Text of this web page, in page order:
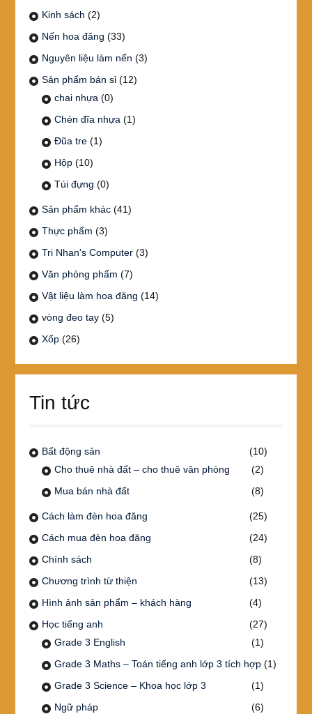
Kinh sách (2)
Nến hoa đăng (33)
Nguyên liệu làm nến (3)
Sản phẩm bán sỉ (12)
chai nhựa (0)
Chén đĩa nhựa (1)
Đũa tre (1)
Hộp (10)
Túi đựng (0)
Sản phẩm khác (41)
Thực phẩm (3)
Tri Nhan's Computer (3)
Văn phòng phẩm (7)
Vật liệu làm hoa đăng (14)
vòng đeo tay (5)
Xốp (26)
Tin tức
Bất động sản
(10)
Cho thuê nhà đất – cho thuê văn phòng
(2)
Mua bán nhà đất
(8)
Cách làm đèn hoa đăng
(25)
Cách mua đèn hoa đăng
(24)
Chính sách
(8)
Chương trình từ thiện
(13)
Hình ảnh sản phẩm – khách hàng
(4)
Học tiếng anh
(27)
Grade 3 English
(1)
Grade 3 Maths – Toán tiếng anh lớp 3 tích hợp(1)
Grade 3 Science – Khoa học lớp 3
(1)
Ngữ pháp
(6)